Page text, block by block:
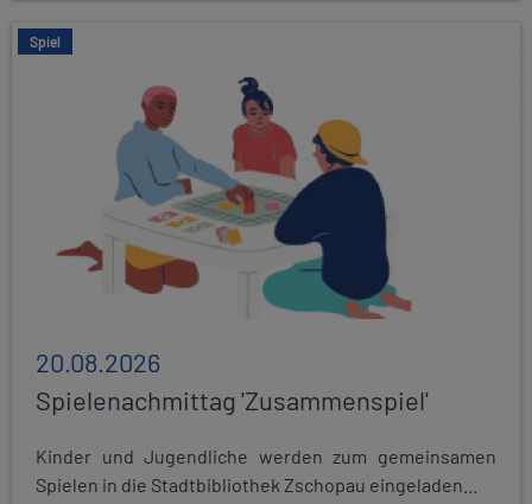
Spiel
20.08.2026
Spielenachmittag 'Zusammenspiel'
Kinder und Jugendliche werden zum gemeinsamen
Spielen in die Stadtbibliothek Zschopau eingeladen...